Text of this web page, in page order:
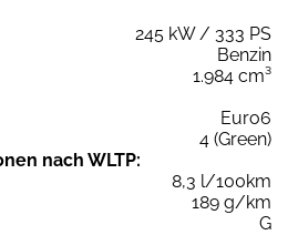
245 kW / 333 PS
Benzin
1.984 cm³
Euro6
4 (Green)
nach WLTP:
8,3 l/100km
189 g/km
G